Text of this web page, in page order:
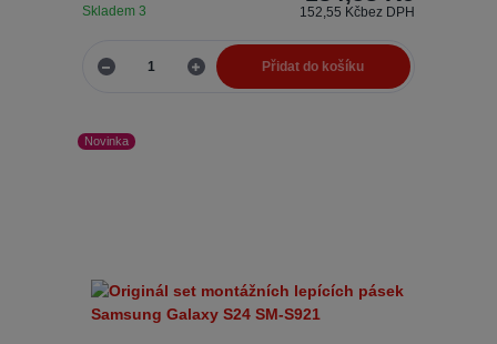
152,55 Kčbez DPH
Skladem 3
Přidat do košíku
Novinka